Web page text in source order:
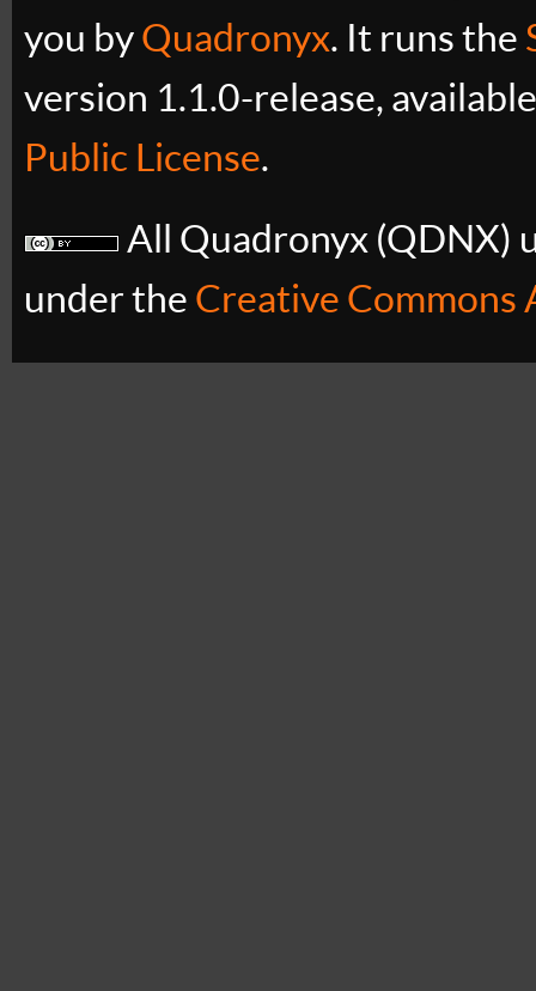
you by Quadronyx. It runs the
version 1.1.0-release,
Public License.
All Quadronyx (QDNX)
under the Creative